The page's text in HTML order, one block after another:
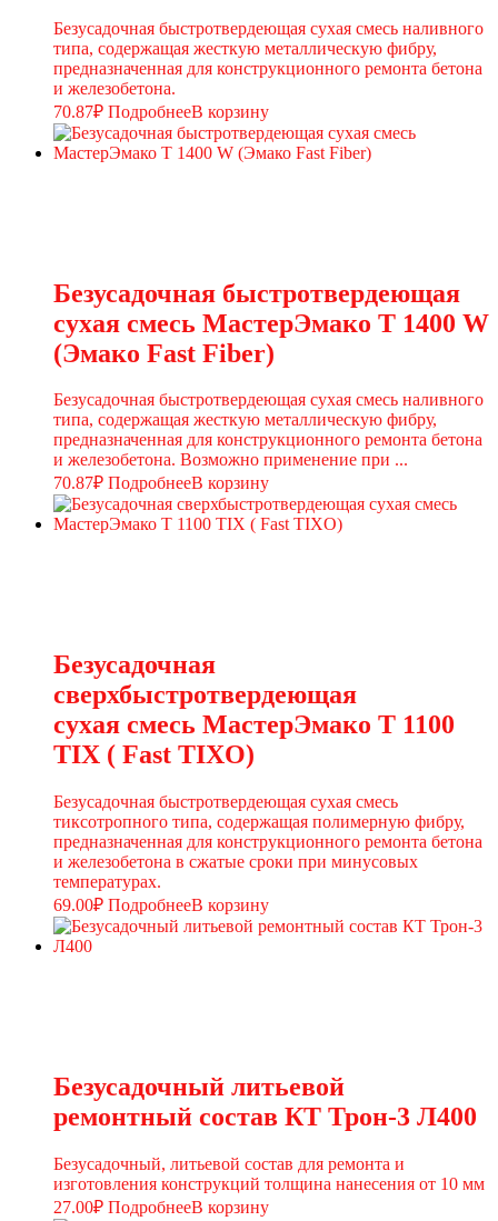
Безусадочная быстротвердеющая сухая смесь наливного
типа, содержащая жесткую металлическую фибру,
предназначенная для конструкционного ремонта бетона
и железобетона.
70.87₽ ПодробнееВ корзину
Безусадочная быстротвердеющая
сухая смесь МастерЭмако T 1400 W
(Эмако Fast Fiber)
Безусадочная быстротвердеющая сухая смесь наливного
типа, содержащая жесткую металлическую фибру,
предназначенная для конструкционного ремонта бетона
и железобетона. Возможно применение при ...
70.87₽ ПодробнееВ корзину
Безусадочная
сверхбыстротвердеющая
сухая смесь МастерЭмако T 1100
TIX ( Fast TIXO)
Безусадочная быстротвердеющая сухая смесь
тиксотропного типа, содержащая полимерную фибру,
предназначенная для конструкционного ремонта бетона
и железобетона в сжатые сроки при минусовых
температурах.
69.00₽ ПодробнееВ корзину
Безусадочный литьевой
ремонтный состав КТ Трон-3 Л400
Безусадочный, литьевой состав для ремонта и
изготовления конструкций толщина нанесения от 10 мм
27.00₽ ПодробнееВ корзину